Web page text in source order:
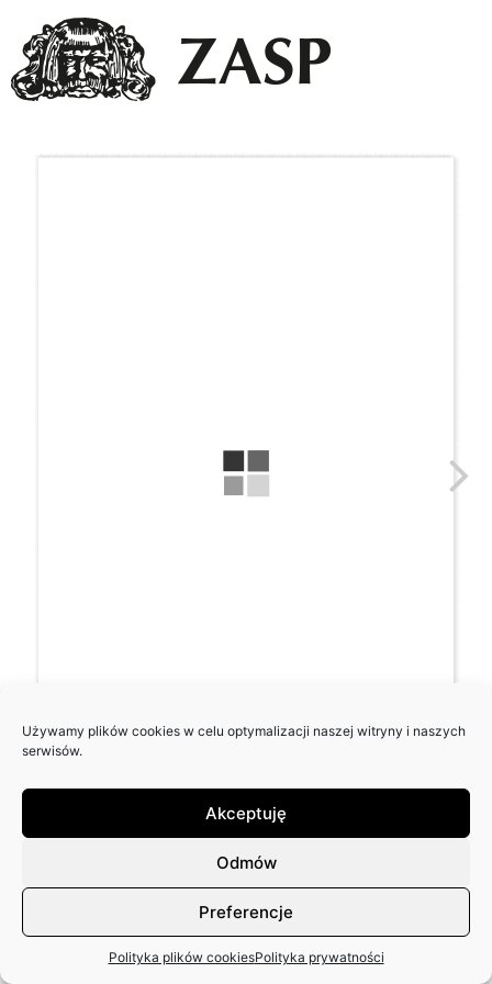
Używamy plików cookies w celu optymalizacji naszej witryny i naszych
serwisów.
Akceptuję
Odmów
Preferencje
Polityka plików cookiesPolityka prywatności